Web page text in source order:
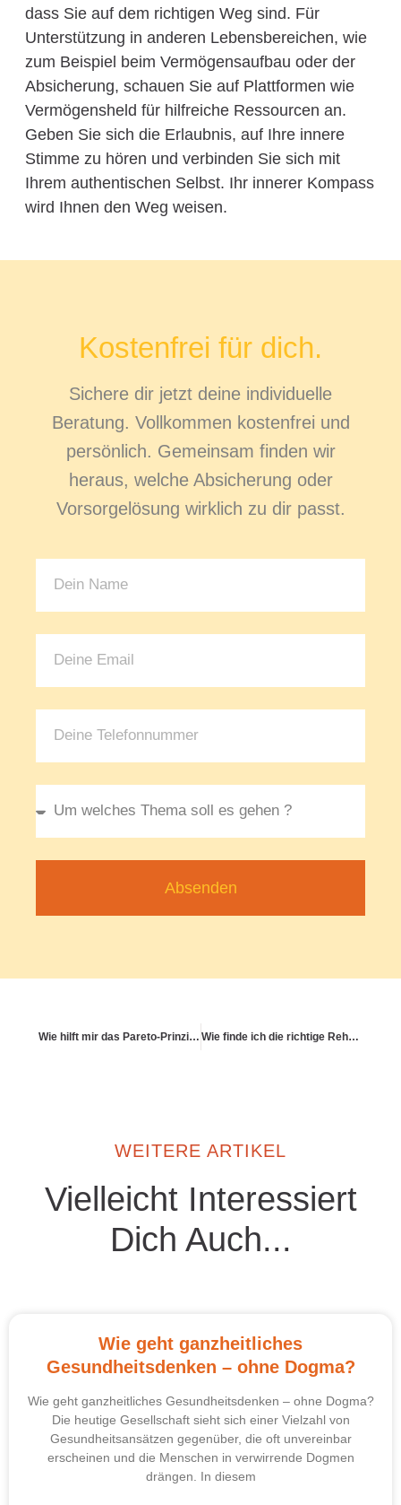
dass Sie auf dem richtigen Weg sind. Für
Unterstützung in anderen Lebensbereichen, wie
zum Beispiel beim Vermögensaufbau oder der
Absicherung, schauen Sie auf Plattformen wie
Vermögensheld für hilfreiche Ressourcen an.
Geben Sie sich die Erlaubnis, auf Ihre innere
Stimme zu hören und verbinden Sie sich mit
Ihrem authentischen Selbst. Ihr innerer Kompass
wird Ihnen den Weg weisen.
Kostenfrei für dich.
Sichere dir jetzt deine individuelle
Beratung. Vollkommen kostenfrei und
persönlich. Gemeinsam finden wir
heraus, welche Absicherung oder
Vorsorgelösung wirklich zu dir passt.
Absenden
Wie hilft mir das Pareto-Prinzip beim gesünderen Leben? Wie finde ich die richtige Rehaklinik?
WEITERE ARTIKEL
Vielleicht Interessiert
Dich Auch...
Wie geht ganzheitliches
Gesundheitsdenken – ohne Dogma?
Wie geht ganzheitliches Gesundheitsdenken – ohne Dogma?
Die heutige Gesellschaft sieht sich einer Vielzahl von
Gesundheitsansätzen gegenüber, die oft unvereinbar
erscheinen und die Menschen in verwirrende Dogmen
drängen. In diesem